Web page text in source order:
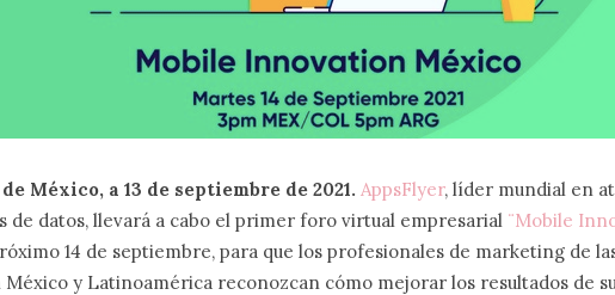
México, a 13 de septiembre de 2021. AppsFlyer, líder mundial en
de datos, llevará a cabo el primer foro virtual empresarial ¨Mobile
14 de septiembre, para que los profesionales de marketing de
México y Latinoamérica reconozcan cómo mejorar los resultados de